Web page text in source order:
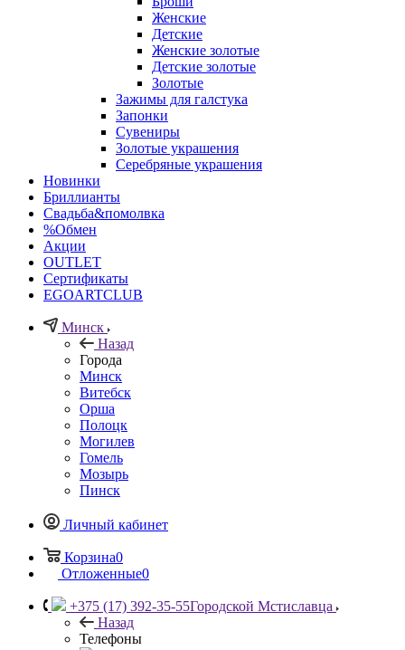
Женские
Детские
Женские золотые
Детские золотые
Золотые
Зажимы для галстука
Запонки
Сувениры
Золотые украшения
Серебряные украшения
Новинки
Бриллианты
Свадьба&помолвка
%Обмен
Акции
OUTLET
Сертификаты
EGOARTCLUB
Минск
Назад
Города
Минск
Витебск
Орша
Полоцк
Могилев
Гомель
Мозырь
Пинск
Личный кабинет
Корзина0
Отложенные0
+375 (17) 392-35-55Городской Мстиславца
Назад
Телефоны